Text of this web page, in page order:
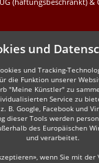
und
und Tracking-
die Funktion unserer
"Meine Künstler" zu
Service zu
B. Google, Facebook und
dieser Tools werden
des Europäischen
und verarbeitet.
wenn Sie mit der